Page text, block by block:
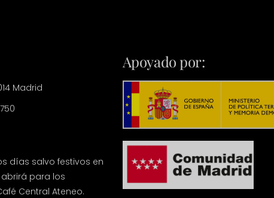
Madrid
días salvo festivos en
para los
Central Ateneo.
Apoyado por: